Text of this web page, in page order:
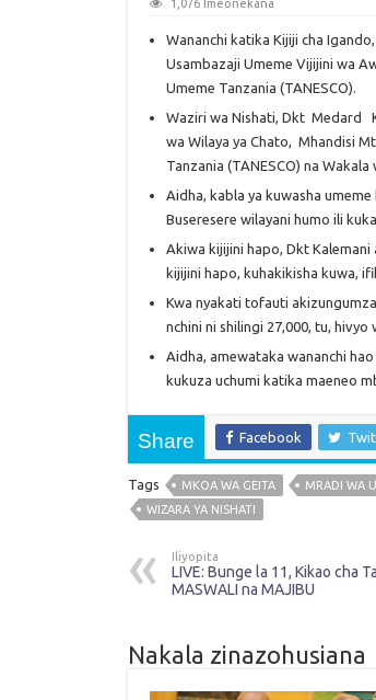
1,076 Imeonekana
Wananchi katika Kijiji cha
Usambazaji Umeme Vijijini wa
Umeme Tanzania (TANESCO).
Waziri wa Nishati, Dkt Medard
wa Wilaya ya Chato, Mhandisi
Tanzania (TANESCO) na Wakala
Aidha, kabla ya kuwasha
Buseresere wilayani humo ili
Akiwa kijijini hapo, Dkt Kalemani
kijijini hapo, kuhakikisha kuwa,
Kwa nyakati tofauti
nchini ni shilingi 27,000, tu,
Aidha, amewataka wananchi
kukuza uchumi katika maeneo
Share Facebook
Tags MKOA WA GEITA MRADI WA
WIZARA YA NISHATI
Iliyopita
LIVE: Bunge la 11, Kikao cha
MASWALI na MAJIBU
Nakala zinazohusiana